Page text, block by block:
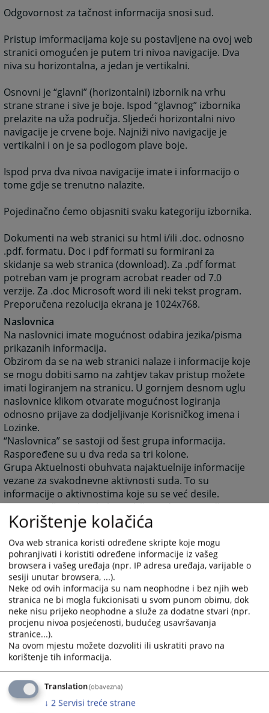
Odgovornost za tačnost informacija snosi sud.
Pristup imformacijama koje su postavljene na ovoj web
stranici omogućen je putem tri nivoa navigacije. Dva
niva su horizontalna, a jedan je vertikalni.
Osnovni je “glavni” (horizontalni) izbornik na vrhu
strane strane i sive je boje. Ispod “glavnog” izbornika
prelazite na uža područja. Sljedeći horizontalni nivo
navigacije je crvene boje. Najniži nivo navigacije je
vertikalni i on je sa podlogom plave boje.
Ispod prva dva nivoa navigacije imate i informacijo o
tome gdje se trenutno nalazite.
Pojedinačno ćemo objasniti svaku kategoriju izbornika.
Dokumenti na web stranici su html i/ili .doc. odnosno
.pdf. formatu. Doc i pdf formati su formirani za
skidanje sa web stranica (download). Za .pdf format
potreban vam je program acrobat reader od 7.0
verzije. Za .doc Microsoft word ili neki tekst program.
Preporučena rezolucija ekrana je 1024x768.
Naslovnica
Na naslovnici imate mogućnost odabira jezika/pisma
prikazanih informacija.
Obzirom da se na web stranici nalaze i informacije koje
se mogu dobiti samo na zahtjev takav pristup možete
imati logiranjem na stranicu. U gornjem desnom uglu
naslovnice klikom otvarate mogućnost logiranja
odnosno prijave za dodjeljivanje Korisničkog imena i
Lozinke.
“Naslovnica” se sastoji od šest grupa informacija.
Raspoređene su u dva reda sa tri kolone.
Grupa Aktuelnosti obuhvata najaktuelnije informacije
vezane za svakodnevne aktivnosti suda. To su
informacije o aktivnostima koje su se već desile.
Grupa Riječ predsjednika sadrži pozdravnu riječ
predsjednika suda kao izraz dobrodošlice i želje za što
boljom međusobnom komunikacijom.
Grupa Najava događaja predstavlja najavu budućih
događanja važnih za sud sa datumom događanja.
Grupa često postavljana pitanja prikazuje pitanja i
odgovore koji su najčešće postavljana sudu, a vezana
su za rad suda ili druge aktivnosti vezane za sam sud.
Grupa Raspored suđenja prikazuje detaljne informacije
o suđenjima u sudu za određeni vremenski period.
Grupa Vijesti iz pravosuđa obuhvata informacije koje
su vezane za pravosuđe BiH u cjelini.
Unutar svih grupa starije novosti i informacije osim
onih koje su na naslovnici nisu zbrisane. Klikom na riječ
“više” prebaciti će vas arhivu aktuelnosti ili drugih
informacija.
Korištenje kolačića
Ova web stranica koristi određene skripte koje mogu
pohranjivati i koristiti određene informacije iz vašeg
browsera i vašeg uređaja (npr. IP adresa uređaja, varijable o
sesiji unutar browsera, ...).
Neke od ovih informacija su nam neophodne i bez njih web
stranica ne bi mogla fukcionisati u svom punom obimu, dok
neke nisu prijeko neophodne a služe za dodatne stvari (npr.
procjenu nivoa posjećenosti, budućeg usavršavanja
stranice...).
Na ovom mjestu možete dozvoliti ili uskratiti pravo na
korištenje tih informacija.
Translation(obavezna)
↓ 2 Servisi treće strane